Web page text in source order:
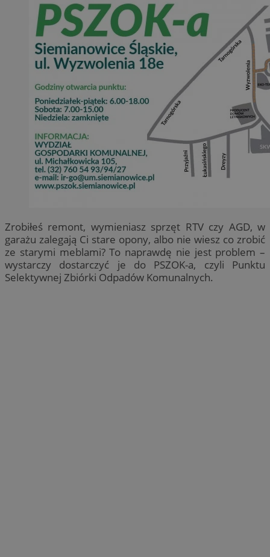
Zrobiłeś remont, wymieniasz sprzęt RTV czy AGD, w
garażu zalegają Ci stare opony, albo nie wiesz co zrobić
ze starymi meblami? To naprawdę nie jest problem –
wystarczy dostarczyć je do PSZOK-a, czyli Punktu
Selektywnej Zbiórki Odpadów Komunalnych.